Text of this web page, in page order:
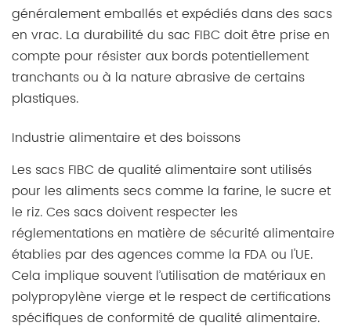
généralement emballés et expédiés dans des sacs
en vrac. La durabilité du sac FIBC doit être prise en
compte pour résister aux bords potentiellement
tranchants ou à la nature abrasive de certains
plastiques.
Industrie alimentaire et des boissons
Les sacs FIBC de qualité alimentaire sont utilisés
pour les aliments secs comme la farine, le sucre et
le riz. Ces sacs doivent respecter les
réglementations en matière de sécurité alimentaire
établies par des agences comme la FDA ou l'UE.
Cela implique souvent l’utilisation de matériaux en
polypropylène vierge et le respect de certifications
spécifiques de conformité de qualité alimentaire.